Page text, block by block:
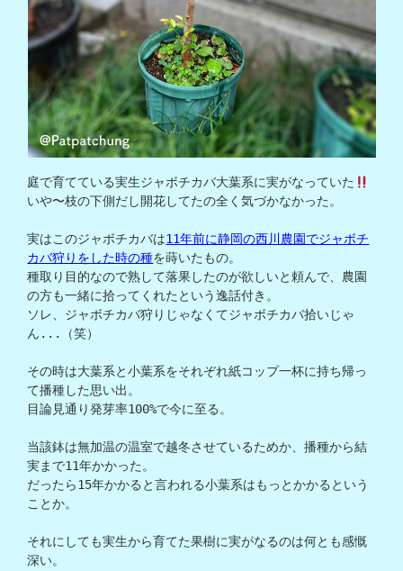
庭で育てている実生ジャボチカバ大葉系に実がなっていた
いや〜枝の下側だし開花してたの全く気づかなかった。
実はこのジャボチカバは11年前に静岡の西川農園でジャボチ
カバ狩りをした時の種を蒔いたもの。
種取り目的なので熟して落果したのが欲しいと頼んで、農園
の方も一緒に拾ってくれたという逸話付き。
ソレ、ジャボチカバ狩りじゃなくてジャボチカバ拾いじゃ
ん...（笑）
その時は大葉系と小葉系をそれぞれ紙コップ一杯に持ち帰っ
て播種した思い出。
目論見通り発芽率100%で今に至る。
当該鉢は無加温の温室で越冬させているためか、播種から結
実まで11年かかった。
だったら15年かかると言われる小葉系はもっとかかるという
ことか。
それにしても実生から育てた果樹に実がなるのは何とも感慨
深い。